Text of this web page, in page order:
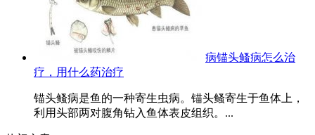
病锚头鳋病怎么治
疗，用什么药治疗
锚头鳋病是鱼的一种寄生虫病。锚头鳋寄生于鱼体上，
利用头部两对腹角钻入鱼体表皮组织。...